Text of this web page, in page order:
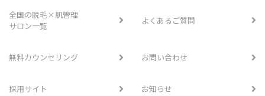
全国の脱毛×肌管理
サロン一覧
よくあるご質問
無料カウンセリング お問い合わせ
採用サイト お知らせ